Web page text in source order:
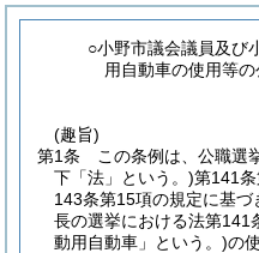
○小野市議会議員及び
用自動車の使用等
(趣旨)
第1条
この条例は、公職選
下「法」という。)第141
143条第15項の規定に基
長の選挙における法第141
動用自動車」という。)の